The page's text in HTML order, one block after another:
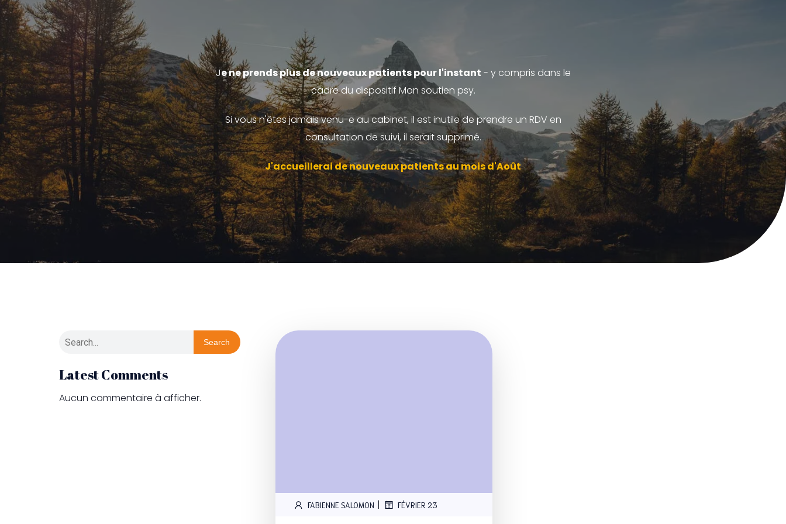
Je ne prends plus de nouveaux patients pour l'instant - y compris dans le
cadre du dispositif Mon soutien psy.
Si vous n'êtes jamais venu-e au cabinet, il est inutile de prendre un RDV en
consultation de suivi, il serait supprimé.
J'accueillerai de nouveaux patients au mois d'Août
Search
Latest Comments
Aucun commentaire à afficher.
FABIENNE SALOMON | FÉVRIER 23